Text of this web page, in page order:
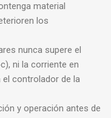
material
los
nunca supere el
ni la corriente en
controlador de la
y operación antes de